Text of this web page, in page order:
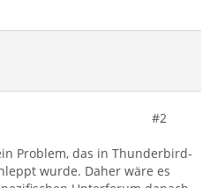
#2
Problem, das in Thunderbird-
wurde. Daher wäre es